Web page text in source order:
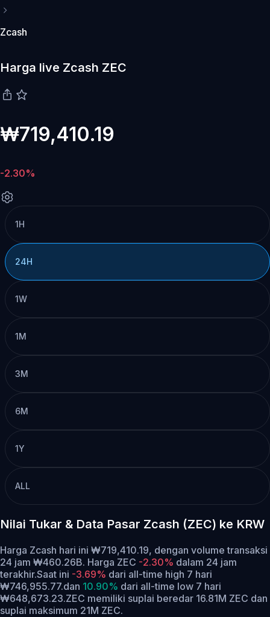
Zcash
Harga live Zcash ZEC
₩719,410.19
-2.30%
1H
24H
1W
1M
3M
6M
1Y
ALL
Nilai Tukar & Data Pasar Zcash (ZEC) ke KRW
Harga Zcash hari ini ₩719,410.19, dengan volume transaksi
24 jam ₩460.26B. Harga ZEC -2.30% dalam 24 jam
terakhir.Saat ini -3.69% dari all-time high 7 hari
₩746,955.77.dan 10.90% dari all-time low 7 hari
₩648,673.23.ZEC memiliki suplai beredar 16.81M ZEC dan
suplai maksimum 21M ZEC.